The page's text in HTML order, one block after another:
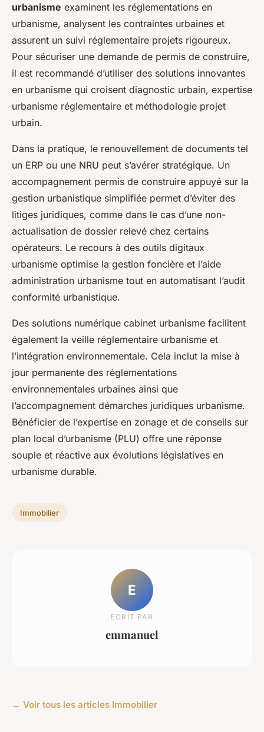
urbanisme examinent les réglementations en
urbanisme, analysent les contraintes urbaines et
assurent un suivi réglementaire projets rigoureux.
Pour sécuriser une demande de permis de construire,
il est recommandé d’utiliser des solutions innovantes
en urbanisme qui croisent diagnostic urbain, expertise
urbanisme réglementaire et méthodologie projet
urbain.
Dans la pratique, le renouvellement de documents tel
un ERP ou une NRU peut s’avérer stratégique. Un
accompagnement permis de construire appuyé sur la
gestion urbanistique simplifiée permet d’éviter des
litiges juridiques, comme dans le cas d’une non-
actualisation de dossier relevé chez certains
opérateurs. Le recours à des outils digitaux
urbanisme optimise la gestion foncière et l’aide
administration urbanisme tout en automatisant l’audit
conformité urbanistique.
Des solutions numérique cabinet urbanisme facilitent
également la veille réglementaire urbanisme et
l’intégration environnementale. Cela inclut la mise à
jour permanente des réglementations
environnementales urbaines ainsi que
l’accompagnement démarches juridiques urbanisme.
Bénéficier de l’expertise en zonage et de conseils sur
plan local d’urbanisme (PLU) offre une réponse
souple et réactive aux évolutions législatives en
urbanisme durable.
Immobilier
E
ECRIT PAR
emmanuel
← Voir tous les articles Immobilier